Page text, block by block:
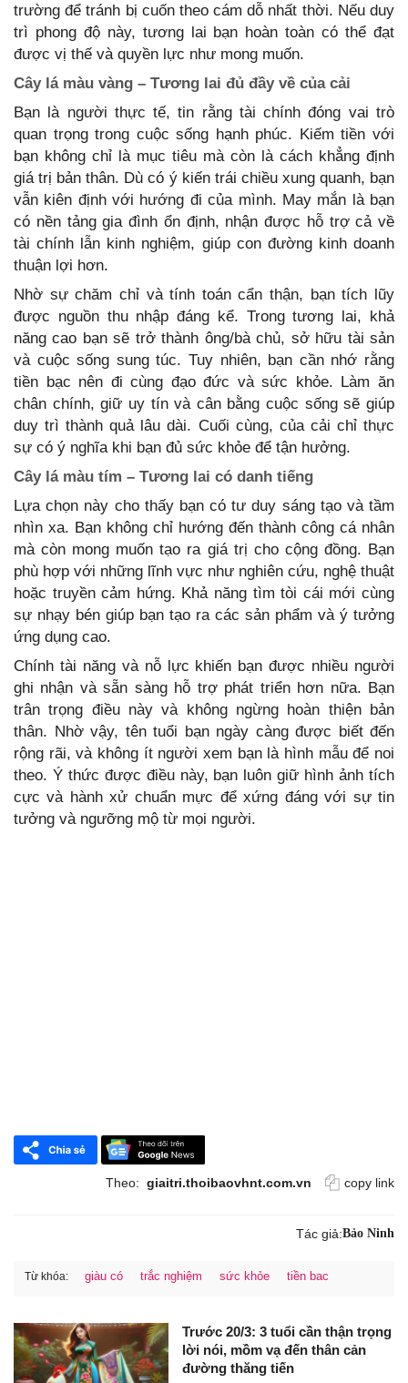
trường để tránh bị cuốn theo cám dỗ nhất thời. Nếu duy
trì phong độ này, tương lai bạn hoàn toàn có thể đạt
được vị thế và quyền lực như mong muốn.
Cây lá màu vàng – Tương lai đủ đầy về của cải
Bạn là người thực tế, tin rằng tài chính đóng vai trò
quan trọng trong cuộc sống hạnh phúc. Kiếm tiền với
bạn không chỉ là mục tiêu mà còn là cách khẳng định
giá trị bản thân. Dù có ý kiến trái chiều xung quanh, bạn
vẫn kiên định với hướng đi của mình. May mắn là bạn
có nền tảng gia đình ổn định, nhận được hỗ trợ cả về
tài chính lẫn kinh nghiệm, giúp con đường kinh doanh
thuận lợi hơn.
Nhờ sự chăm chỉ và tính toán cẩn thận, bạn tích lũy
được nguồn thu nhập đáng kể. Trong tương lai, khả
năng cao bạn sẽ trở thành ông/bà chủ, sở hữu tài sản
và cuộc sống sung túc. Tuy nhiên, bạn cần nhớ rằng
tiền bạc nên đi cùng đạo đức và sức khỏe. Làm ăn
chân chính, giữ uy tín và cân bằng cuộc sống sẽ giúp
duy trì thành quả lâu dài. Cuối cùng, của cải chỉ thực
sự có ý nghĩa khi bạn đủ sức khỏe để tận hưởng.
Cây lá màu tím – Tương lai có danh tiếng
Lựa chọn này cho thấy bạn có tư duy sáng tạo và tầm
nhìn xa. Bạn không chỉ hướng đến thành công cá nhân
mà còn mong muốn tạo ra giá trị cho cộng đồng. Bạn
phù hợp với những lĩnh vực như nghiên cứu, nghệ thuật
hoặc truyền cảm hứng. Khả năng tìm tòi cái mới cùng
sự nhạy bén giúp bạn tạo ra các sản phẩm và ý tưởng
ứng dụng cao.
Chính tài năng và nỗ lực khiến bạn được nhiều người
ghi nhận và sẵn sàng hỗ trợ phát triển hơn nữa. Bạn
trân trọng điều này và không ngừng hoàn thiện bản
thân. Nhờ vậy, tên tuổi bạn ngày càng được biết đến
rộng rãi, và không ít người xem bạn là hình mẫu để noi
theo. Ý thức được điều này, bạn luôn giữ hình ảnh tích
cực và hành xử chuẩn mực để xứng đáng với sự tin
tưởng và ngưỡng mộ từ mọi người.
Theo: giaitri.thoibaovhnt.com.vn copy link
Tác giả:Bảo Ninh
Từ khóa: giàu có trắc nghiệm sức khỏe tiền bac
Trước 20/3: 3 tuổi cần thận trọng
lời nói, mồm vạ đến thân cản
đường thăng tiến